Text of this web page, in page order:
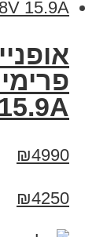
₪4990
₪4250